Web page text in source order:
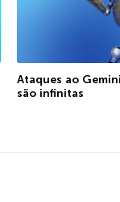
Ataques ao
são infinitas